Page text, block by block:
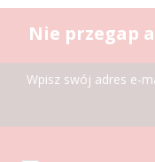
Nie przegap